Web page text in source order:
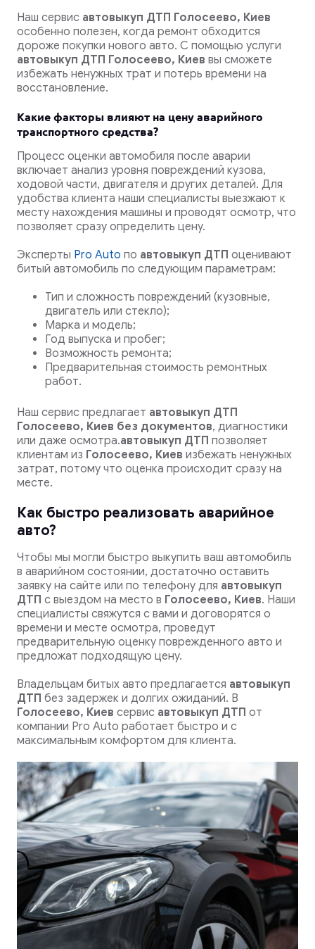
Наш сервис автовыкуп ДТП Голосеево, Киев
особенно полезен, когда ремонт обходится
дороже покупки нового авто. С помощью услуги
автовыкуп ДТП Голосеево, Киев вы сможете
избежать ненужных трат и потерь времени на
восстановление.
Какие факторы влияют на цену аварийного
транспортного средства?
Процесс оценки автомобиля после аварии
включает анализ уровня повреждений кузова,
ходовой части, двигателя и других деталей. Для
удобства клиента наши специалисты выезжают к
месту нахождения машины и проводят осмотр, что
позволяет сразу определить цену.
Эксперты Pro Auto по автовыкуп ДТПоценивают
битый автомобиль по следующим параметрам:
Тип и сложность повреждений (кузовные,
двигатель или стекло);
Марка и модель;
Год выпуска и пробег;
Возможность ремонта;
Предварительная стоимость ремонтных
работ.
Наш сервис предлагает автовыкуп ДТП
Голосеево, Киев без документов, диагностики
или даже осмотра.автовыкуп ДТП позволяет
клиентам из Голосеево, Киев избежать ненужных
затрат, потому что оценка происходит сразу на
месте.
Как быстро реализовать аварийное
авто?
Чтобы мы могли быстро выкупить ваш автомобиль
в аварийном состоянии, достаточно оставить
заявку на сайте или по телефону для автовыкуп
ДТП с выездом на место в Голосеево, Киев. Наши
специалисты свяжутся с вами и договорятся о
времени и месте осмотра, проведут
предварительную оценку поврежденного авто и
предложат подходящую цену.
Владельцам битых авто предлагается автовыкуп
ДТП без задержек и долгих ожиданий. В
Голосеево, Киев сервис автовыкуп ДТПот
компании Pro Auto работает быстро и с
максимальным комфортом для клиента.